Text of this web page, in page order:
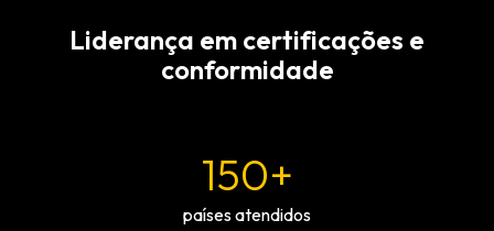
Liderança em certificações e
conformidade
150+
países atendidos